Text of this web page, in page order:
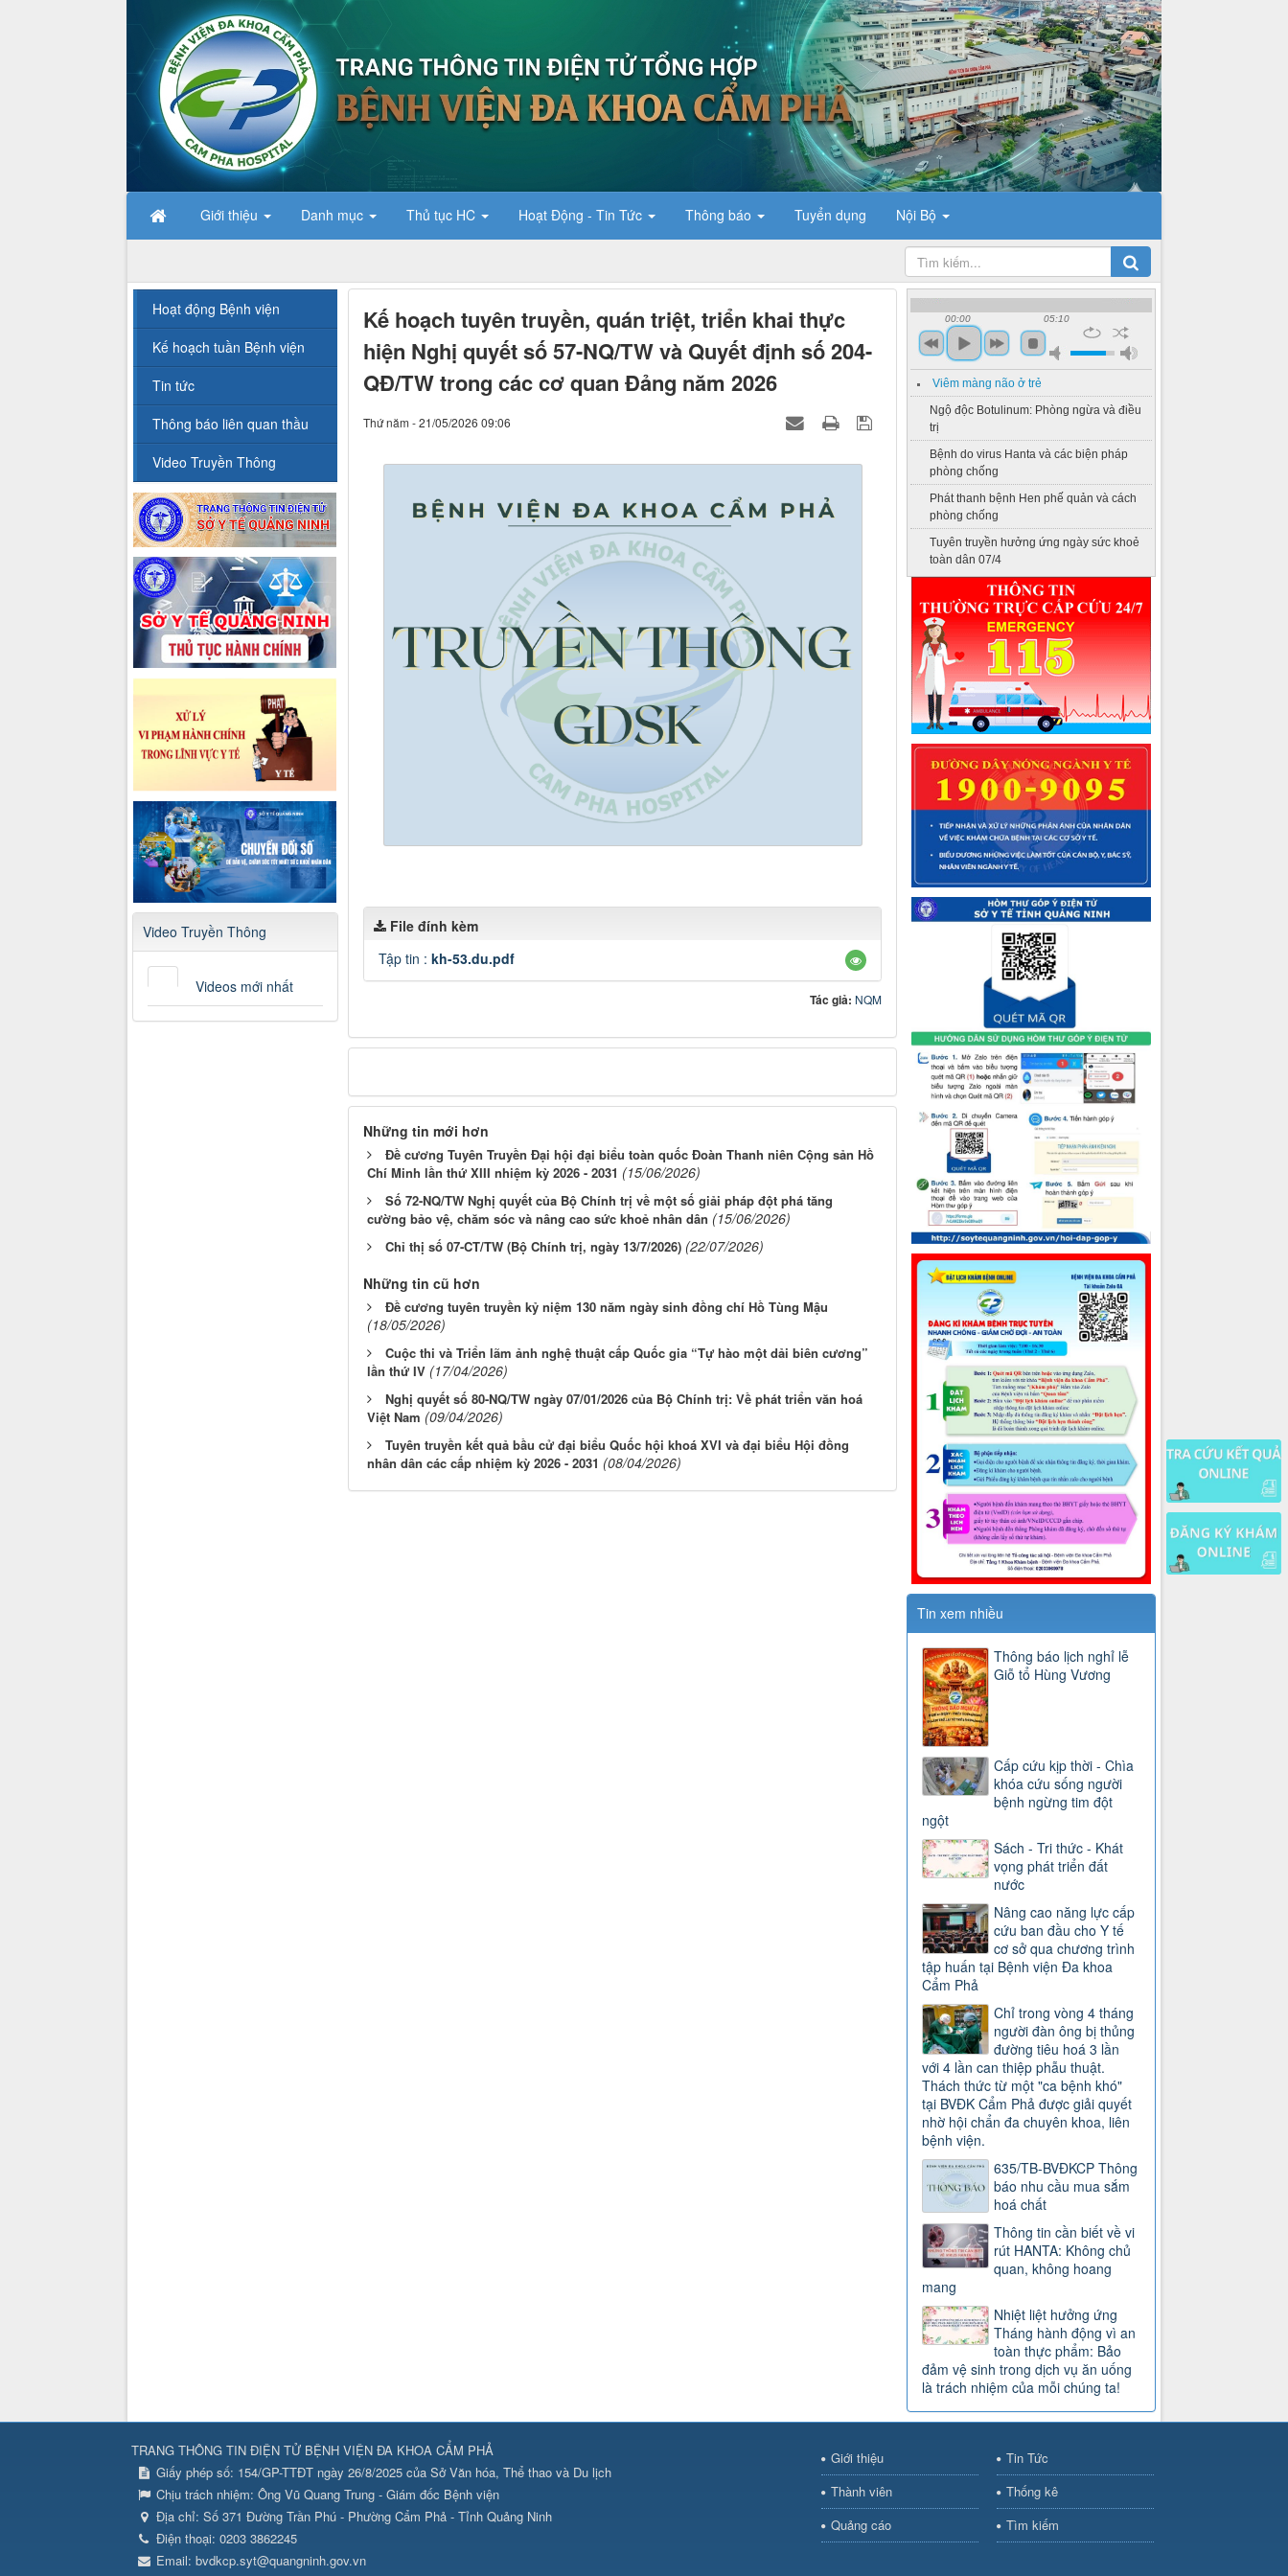
Giới thiệu Danh mục Thủ tục HC Hoạt Động - Tin Tức Thông báo Tuyển dụng Nội Bộ
Kế hoạch tuyên truyền, quán triệt, triển khai thực
hiện Nghị quyết số 57-NQ/TW và Quyết định số 204-
QĐ/TW trong các cơ quan Đảng năm 2026
Thứ năm - 21/05/2026 09:06
File đính kèm
Tập tin : kh-53.du.pdf
Tác giả: NQM
Những tin mới hơn
Đề cương Tuyên Truyền Đại hội đại biểu toàn quốc Đoàn Thanh niên Cộng sản Hồ
Chí Minh lần thứ XIII nhiệm kỳ 2026 - 2031 (15/06/2026)
Số 72-NQ/TW Nghị quyết của Bộ Chính trị về một số giải pháp đột phá tăng
cường bảo vệ, chăm sóc và nâng cao sức khoẻ nhân dân (15/06/2026)
Chỉ thị số 07-CT/TW (Bộ Chính trị, ngày 13/7/2026) (22/07/2026)
Những tin cũ hơn
Đề cương tuyên truyền kỷ niệm 130 năm ngày sinh đồng chí Hồ Tùng Mậu
(18/05/2026)
Cuộc thi và Triển lãm ảnh nghệ thuật cấp Quốc gia “Tự hào một dải biên cương”
lần thứ IV (17/04/2026)
Nghị quyết số 80-NQ/TW ngày 07/01/2026 của Bộ Chính trị: Về phát triển văn hoá
Việt Nam (09/04/2026)
Tuyên truyền kết quả bầu cử đại biểu Quốc hội khoá XVI và đại biểu Hội đồng
nhân dân các cấp nhiệm kỳ 2026 - 2031 (08/04/2026)
00:00 05:10
Viêm màng não ở trẻ
Ngộ độc Botulinum: Phòng ngừa và điều
trị
Bệnh do virus Hanta và các biện pháp
phòng chống
Phát thanh bệnh Hen phế quản và cách
phòng chống
Tuyên truyền hưởng ứng ngày sức khoẻ
toàn dân 07/4
Tin xem nhiều
Thông báo lịch nghỉ lễ
Giỗ tổ Hùng Vương
Cấp cứu kịp thời - Chìa
khóa cứu sống người
bệnh ngừng tim đột
ngột
Sách - Tri thức - Khát
vọng phát triển đất
nước
Nâng cao năng lực cấp
cứu ban đầu cho Y tế
cơ sở qua chương trình
tập huấn tại Bệnh viện Đa khoa
Cẩm Phả
Chỉ trong vòng 4 tháng
người đàn ông bị thủng
đường tiêu hoá 3 lần
với 4 lần can thiệp phẫu thuật.
Thách thức từ một "ca bệnh khó"
tại BVĐK Cẩm Phả được giải quyết
nhờ hội chẩn đa chuyên khoa, liên
bệnh viện.
635/TB-BVĐKCP Thông
báo nhu cầu mua sắm
hoá chất
Thông tin cần biết về vi
rút HANTA: Không chủ
quan, không hoang
mang
Nhiệt liệt hưởng ứng
Tháng hành động vì an
toàn thực phẩm: Bảo
đảm vệ sinh trong dịch vụ ăn uống
là trách nhiệm của mỗi chúng ta!
Hoạt động Bệnh viện
Kế hoạch tuần Bệnh viện
Tin tức
Thông báo liên quan thầu
Video Truyền Thông
Video Truyền Thông
Videos mới nhất
TRANG THÔNG TIN ĐIỆN TỬ BỆNH VIỆN ĐA KHOA CẨM PHẢ
Giấy phép số: 154/GP-TTĐT ngày 26/8/2025 của Sở Văn hóa, Thể thao và Du lịch
Chịu trách nhiệm: Ông Vũ Quang Trung - Giám đốc Bệnh viện
Địa chỉ: Số 371 Đường Trần Phú - Phường Cẩm Phả - Tỉnh Quảng Ninh
Điện thoại: 0203 3862245
Email: bvdkcp.syt@quangninh.gov.vn
Giới thiệu
Tin Tức
Thành viên
Thống kê
Quảng cáo
Tìm kiếm